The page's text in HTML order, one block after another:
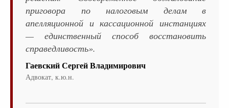
приговора по налоговым делам в
апелляционной и кассационной инстанциях
— единственный способ восстановить
справедливость».
Гаевский Сергей Владимирович
Адвокат, к.ю.н.